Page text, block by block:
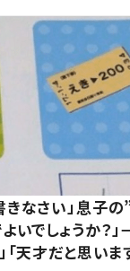
きなさい」息子
いでしょうか？
「天才だと思いま